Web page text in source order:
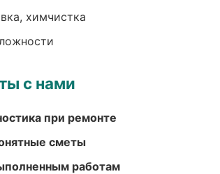
химчистка
с нами
при ремонте
сметы
работам